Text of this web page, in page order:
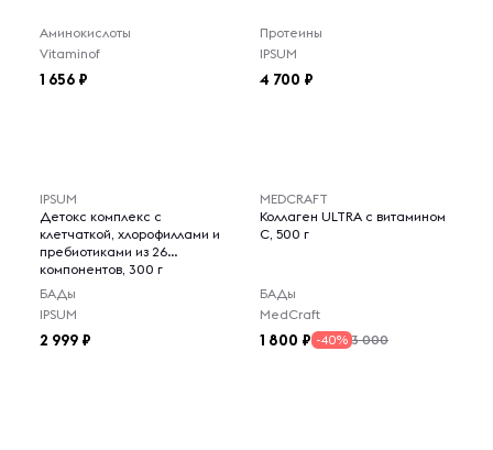
Аминокислоты
Vitaminof
1 656
Протеины
IPSUM
4 700
IPSUM
Детокс комплекс с
клетчаткой, хлорофиллами и
пребиотиками из 26
компонентов, 300 г
БАДы
IPSUM
2 999
MEDCRAFT
Коллаген ULTRA с витамином
C, 500 г
БАДы
MedCraft
1 800 -40% 3 000